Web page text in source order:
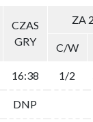
CZAS
GRY
ZA
C/W
16:38 1/2
DNP
CZAS
GRY
ZA
C/W
16:38 1/2
DNP